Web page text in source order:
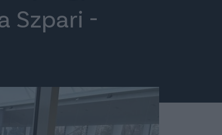
Szpari -